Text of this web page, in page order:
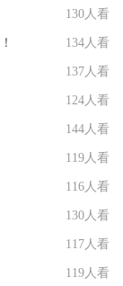
130人看
134人看
137人看
124人看
144人看
119人看
116人看
130人看
117人看
119人看